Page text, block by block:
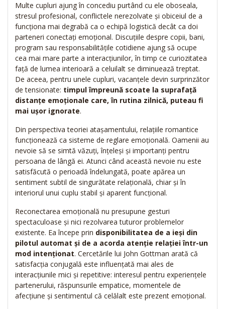
Multe cupluri ajung în concediu purtând cu ele oboseala,
stresul profesional, conflictele nerezolvate și obiceiul de a
funcționa mai degrabă ca o echipă logistică decât ca doi
parteneri conectați emoțional. Discuțiile despre copii, bani,
program sau responsabilitățile cotidiene ajung să ocupe
cea mai mare parte a interacțiunilor, în timp ce curiozitatea
față de lumea interioară a celuilalt se diminuează treptat.
De aceea, pentru unele cupluri, vacanțele devin surprinzător
de tensionate: timpul împreună scoate la suprafață
distanțe emoționale care, în rutina zilnică, puteau fi
mai ușor ignorate.
Din perspectiva teoriei atașamentului, relațiile romantice
funcționează ca sisteme de reglare emoțională. Oamenii au
nevoie să se simtă văzuți, înțeleși și importanți pentru
persoana de lângă ei. Atunci când această nevoie nu este
satisfăcută o perioadă îndelungată, poate apărea un
sentiment subtil de singurătate relațională, chiar și în
interiorul unui cuplu stabil și aparent funcțional.
Reconectarea emoțională nu presupune gesturi
spectaculoase și nici rezolvarea tuturor problemelor
existente. Ea începe prin disponibilitatea de a ieși din
pilotul automat și de a acorda atenție relației într-un
mod intenționat. Cercetările lui John Gottman arată că
satisfacția conjugală este influențată mai ales de
interacțiunile mici și repetitive: interesul pentru experiențele
partenerului, răspunsurile empatice, momentele de
afecțiune și sentimentul că celălalt este prezent emoțional.